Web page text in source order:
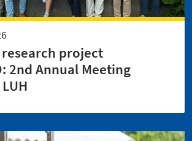
project
2nd Annual Meeting